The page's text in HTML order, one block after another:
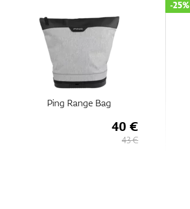
Ping Range Bag
40 €
43 €
-25%